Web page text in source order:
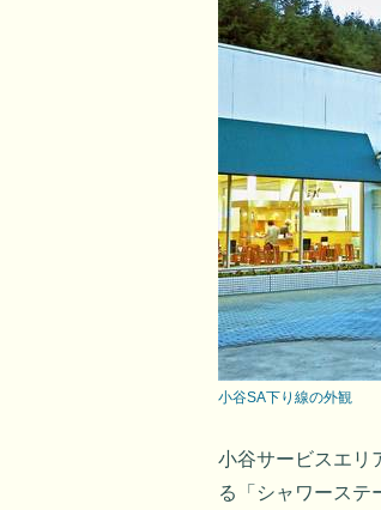
小谷SA下り線の外観
小谷サービスエリ
る「シャワーステ